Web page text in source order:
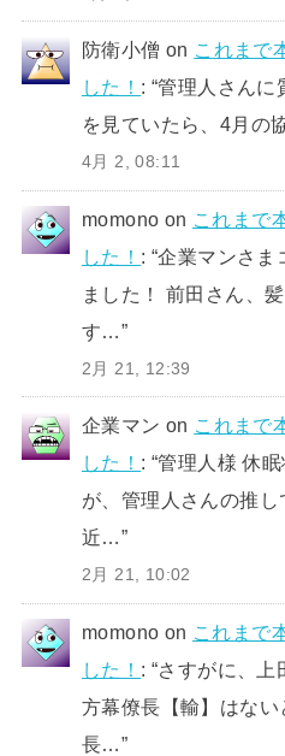
防衛小僧 on これまで
した！ : “管理人さんに
を見ていたら、4月の
4月 2, 08:11
momono on これまで
した！ : “企業マンさま
ました！ 前田さん、
す…”
2月 21, 12:39
企業マン on これまで
した！ : “管理人様 休
が、管理人さんの推
近…”
2月 21, 10:02
momono on これまで
した！ : “さすがに、上
方幕僚長【輸】はな
長…”